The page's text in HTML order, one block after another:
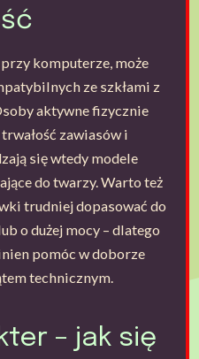
przy komputerze, może
ze szkłami z
aktywne fizycznie
zawiasów i
się wtedy modele
do twarzy. Warto też
trudniej dopasować do
o dużej mocy – dlatego
pomóc w doborze
technicznym.
– jak się